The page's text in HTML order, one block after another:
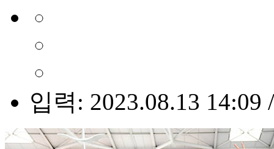
입력: 2023.08.13 14:09